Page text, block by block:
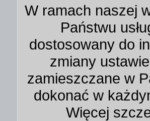
W ramach naszej
Państwu
dostosowany do
zmiany
zamieszczane w
dokonać w
Więcej